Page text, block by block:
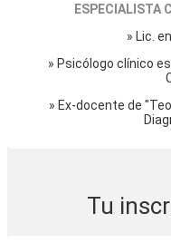
ESPECIALISTA
» Lic.
» Psicólogo clínico
» Ex-docente de
Tu